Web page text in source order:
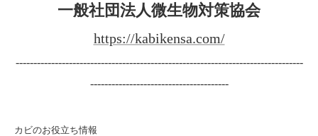
一般社団法人微生物対策協会
https://kabikensa.com/
---------------------------------------------------------------------------------
---------------------------------------
カビのお役立ち情報